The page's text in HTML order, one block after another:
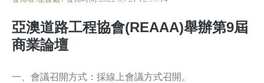
亞澳道路工程協會(REAAA)舉辦第9屆
商業論壇
一、會議召開方式：採線上會議方式召開。